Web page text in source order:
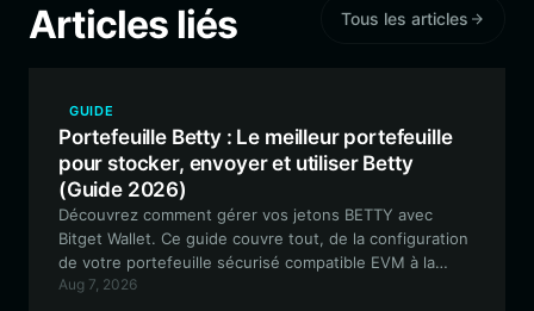
Articles liés Tous les articles
GUIDE
Portefeuille Betty : Le meilleur portefeuille
pour stocker, envoyer et utiliser Betty
(Guide 2026)
Découvrez comment gérer vos jetons BETTY avec
Bitget Wallet. Ce guide couvre tout, de la configuration
de votre portefeuille sécurisé compatible EVM à la
participation à l'écosystème communautaire de "The
Aug 7, 2026